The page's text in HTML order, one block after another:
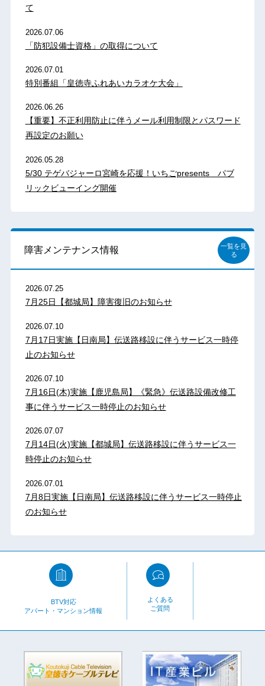
て
2026.07.06
「防犯設備士資格」の取得について
2026.07.01
特別番組「皇徳寺ふれあいカラオケ大会」
2026.06.26
【重要】不正利用防止に伴うメール利用制限とパスワード
再設定のお願い
2026.05.28
5/30 テゲバジャーロ宮崎を応援！いちごpresents パブ
リックビューイング開催
障害メンテナンス情報
一覧を見
る
2026.07.25
7月25日【都城局】障害復旧のお知らせ
2026.07.10
7月17日実施【日南局】伝送路移設に伴うサービス一時停
止のお知らせ
2026.07.10
7月16日(木)実施【鹿児島局】《緊急》伝送路設備改修工
事に伴うサービス一時停止のお知らせ
2026.07.07
7月14日(火)実施【都城局】伝送路移設に伴うサービス一
時停止のお知らせ
2026.07.01
7月8日実施【日南局】伝送路移設に伴うサービス一時停止
のお知らせ
BTV対応
アパート・マンション情報
よくある
ご質問